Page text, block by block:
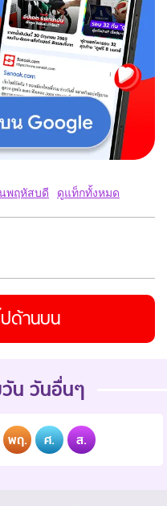
พฤหัสบดี ดูแท็กทั้งหมด
ด้านบน
วัน วันอื่นๆ
พฤ. ศ. ส.